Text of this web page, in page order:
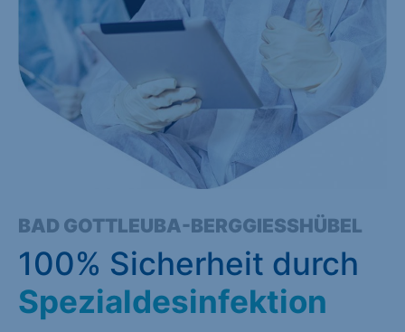
BAD GOTTLEUBA-BERGGIESSHÜBEL
100% Sicherheit durch
Spezialdesinfektion